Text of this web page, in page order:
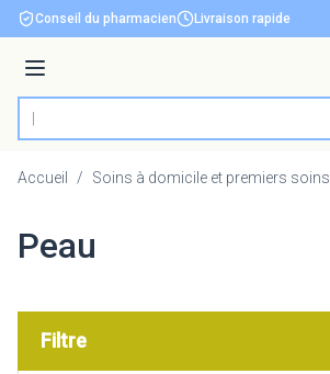
Aller au contenu
Conseil du pharmacien Livraison rapide
Menu
Rechercher
Accueil / Soins à domicile et premiers soins
Peau
Filtre